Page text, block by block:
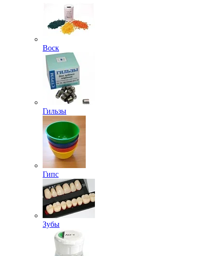
Воск
Гильзы
Гипс
Зубы